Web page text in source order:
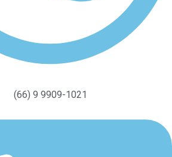
(66) 9 9909-1021